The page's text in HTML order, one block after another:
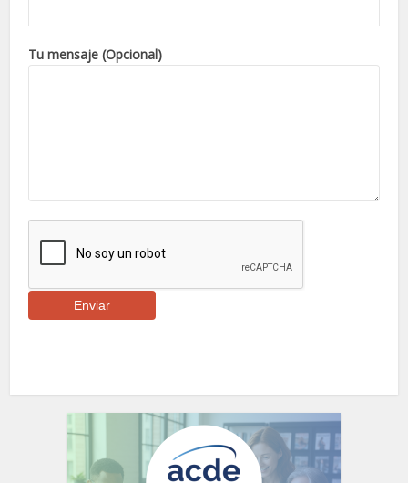
Tu mensaje (Opcional)
Por favor, deja este campo vacío.